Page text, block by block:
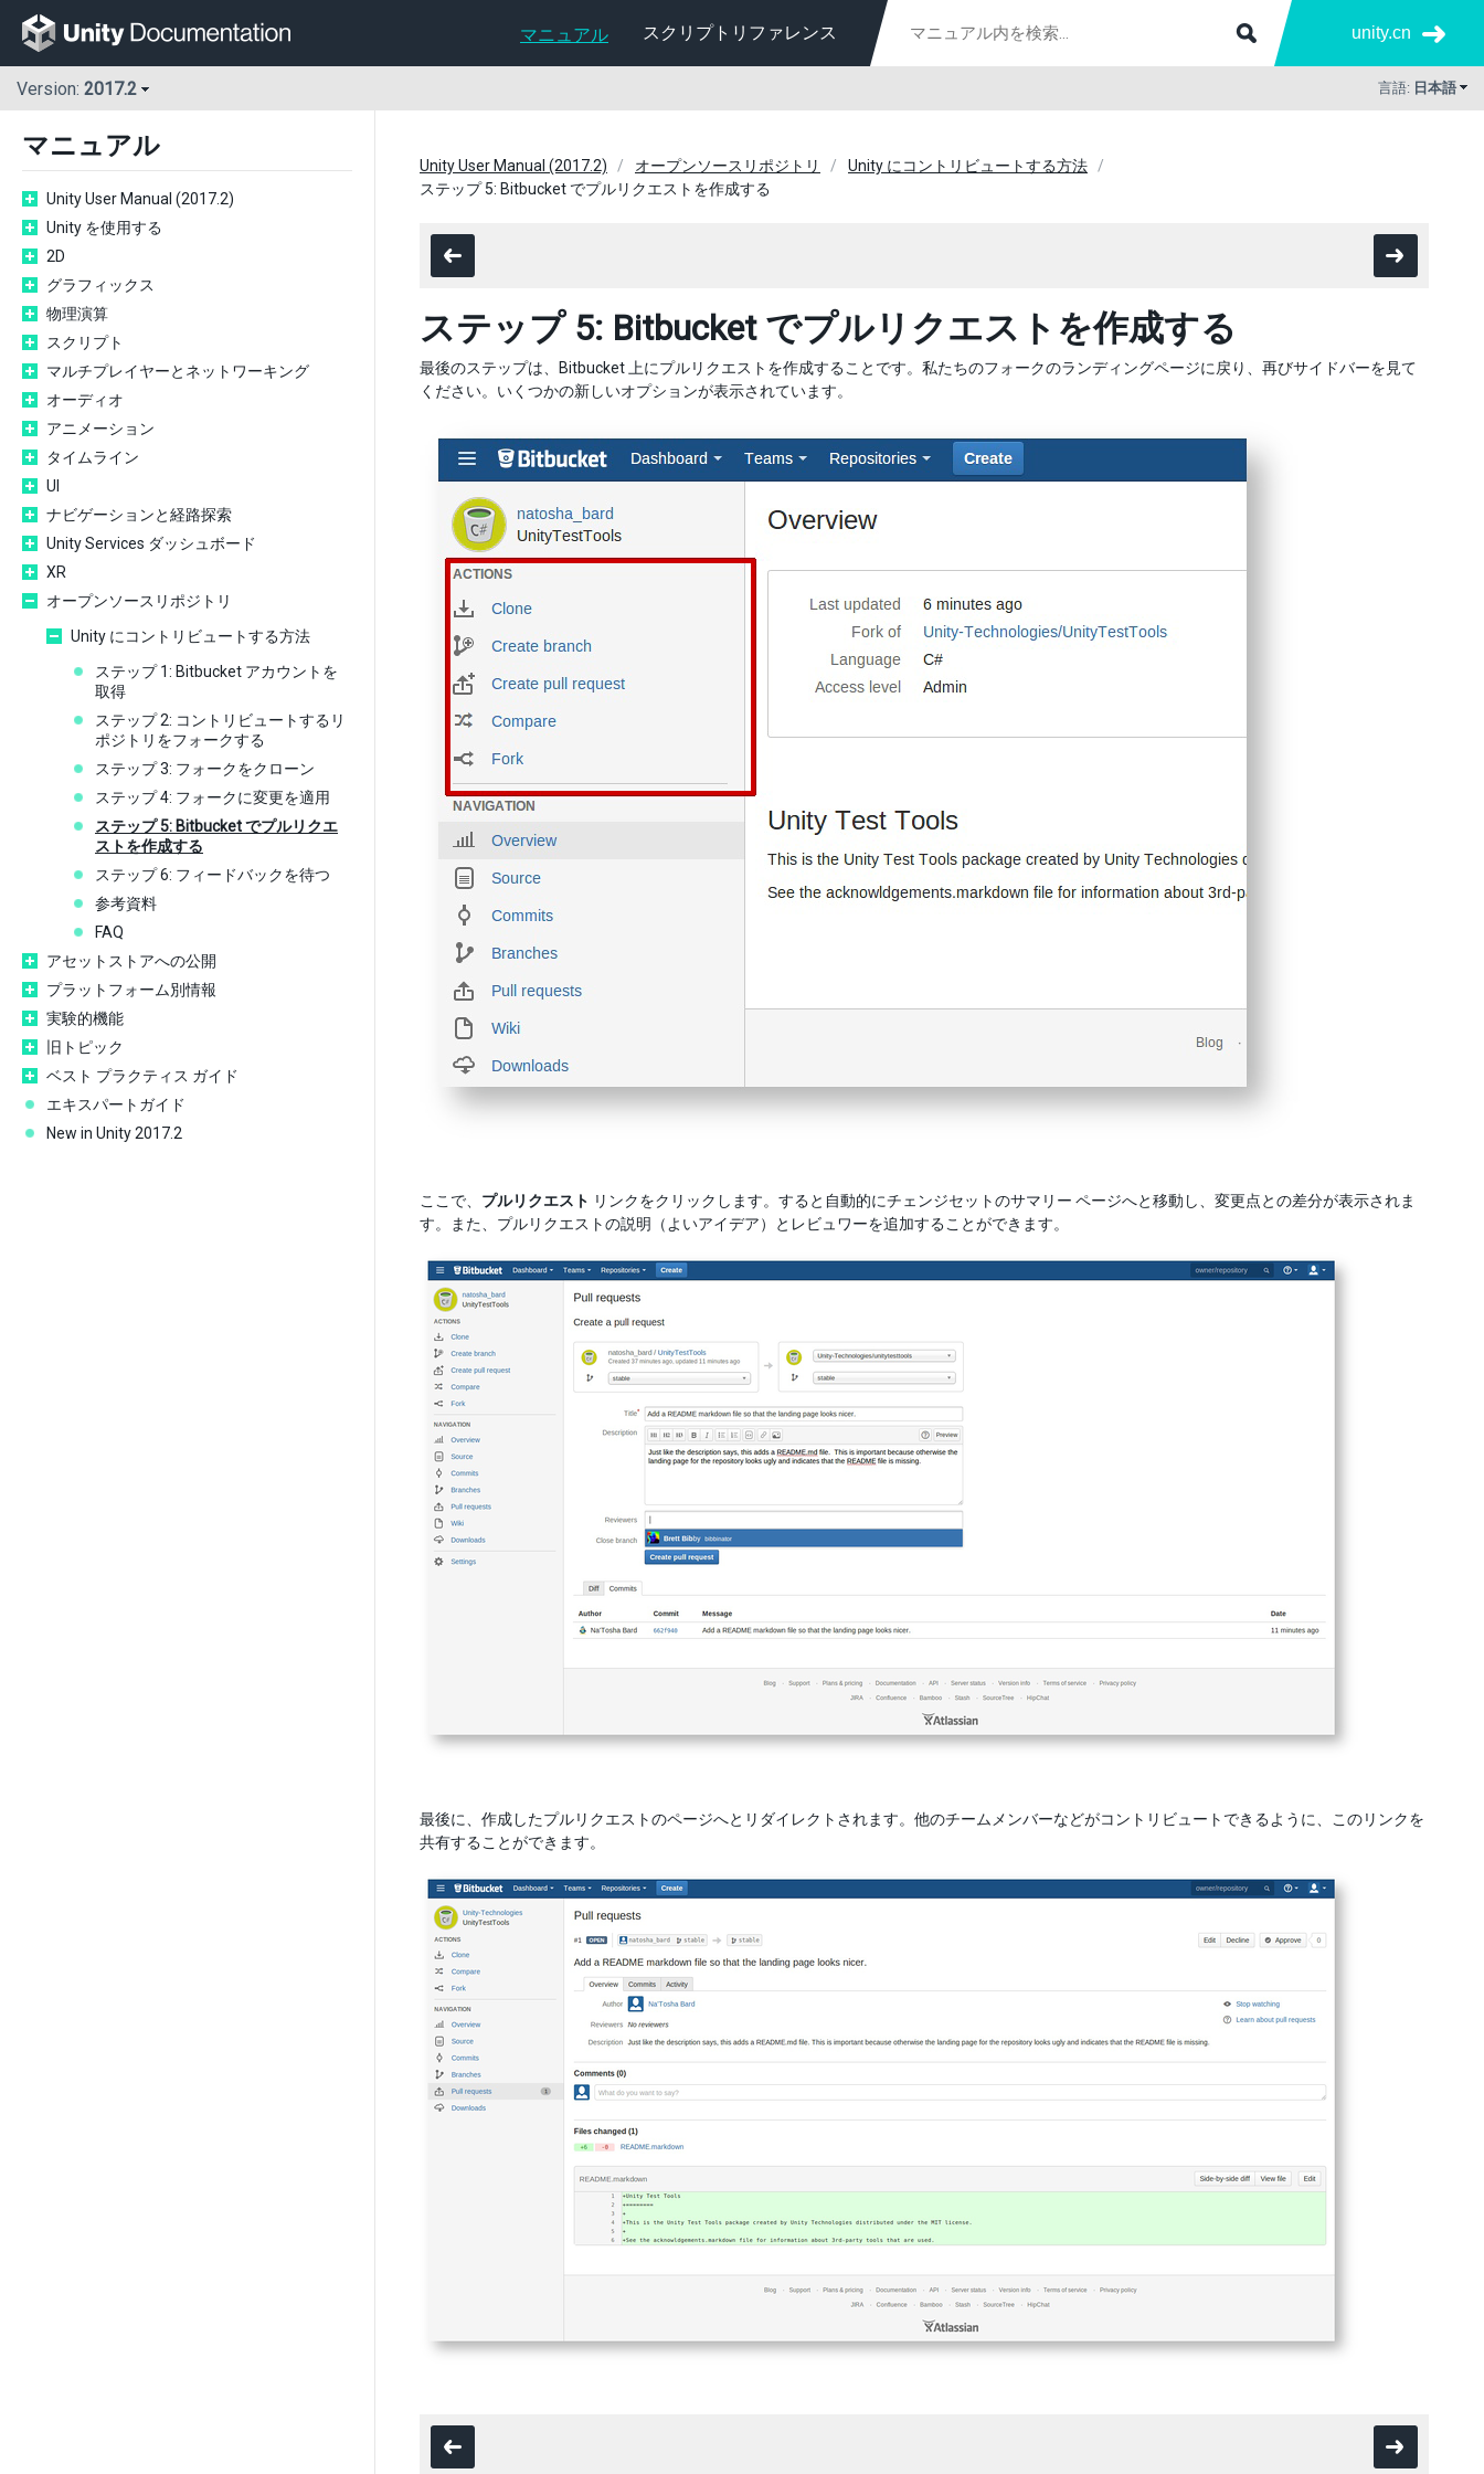
マニュアル スクリプトリファレンス unity.cn
Version: 2017.2 言語: 日本語
マニュアル
Unity User Manual (2017.2)
Unity を使用する
2D
グラフィックス
物理演算
スクリプト
マルチプレイヤーとネットワーキング
オーディオ
アニメーション
タイムライン
UI
ナビゲーションと経路探索
Unity Services ダッシュボード
XR
オープンソースリポジトリ
Unity にコントリビュートする方法
ステップ 1: Bitbucket アカウントを
取得
ステップ 2: コントリビュートするリ
ポジトリをフォークする
ステップ 3: フォークをクローン
ステップ 4: フォークに変更を適用
ステップ 5: Bitbucket でプルリクエ
ストを作成する
ステップ 6: フィードバックを待つ
参考資料
FAQ
アセットストアへの公開
プラットフォーム別情報
実験的機能
旧トピック
ベスト プラクティス ガイド
エキスパートガイド
New in Unity 2017.2
Unity User Manual (2017.2) オープンソースリポジトリ
Unity にコントリビュートする方法
ステップ 5: Bitbucket でプルリクエストを作成する
ステップ 5: Bitbucket でプルリクエストを作成する
最後のステップは、Bitbucket 上にプルリクエストを作成することです。私たちのフォークのランディングページに戻り、再びサイドバーを見て
ください。いくつかの新しいオプションが表示されています。
ここで、 プルリクエスト リンクをクリックします。すると自動的にチェンジセットのサマリー ページへと移動し、変更点との差分が表示されま
す。また、プルリクエストの説明（よいアイデア）とレビュワーを追加することができます。
最後に、作成したプルリクエストのページへとリダイレクトされます。他のチームメンバーなどがコントリビュートできるように、このリンクを
共有することができます。